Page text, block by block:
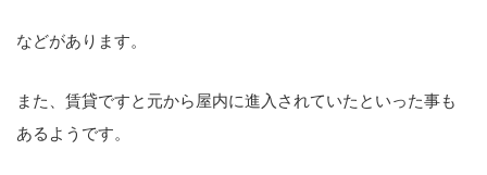
などがあります。
また、賃貸ですと元から屋内に進入されていたといった事も
あるようです。